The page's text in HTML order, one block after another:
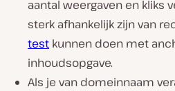
aantal weergaven en kliks
sterk afhankelijk zijn van
test kunnen doen met
inhoudsopgave.
Als je van domeinnaam